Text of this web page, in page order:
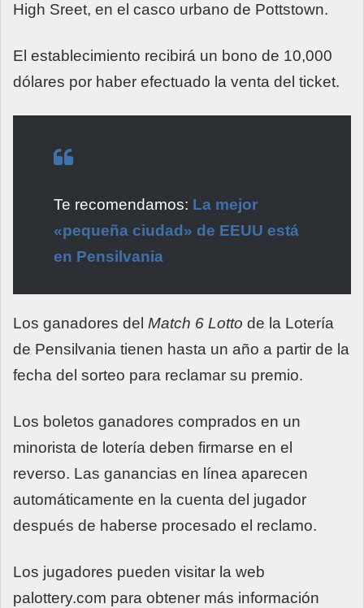
High Sreet, en el casco urbano de Pottstown.
El establecimiento recibirá un bono de 10,000
dólares por haber efectuado la venta del ticket.
Te recomendamos: La mejor
«pequeña ciudad» de EEUU está
en Pensilvania
Los ganadores del Match 6 Lotto de la Lotería
de Pensilvania tienen hasta un año a partir de la
fecha del sorteo para reclamar su premio.
Los boletos ganadores comprados en un
minorista de lotería deben firmarse en el
reverso. Las ganancias en línea aparecen
automáticamente en la cuenta del jugador
después de haberse procesado el reclamo.
Los jugadores pueden visitar la web
palottery.com para obtener más información